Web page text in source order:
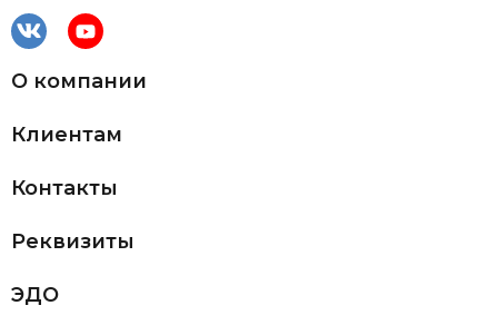
О компании
Клиентам
Контакты
Реквизиты
ЭДО